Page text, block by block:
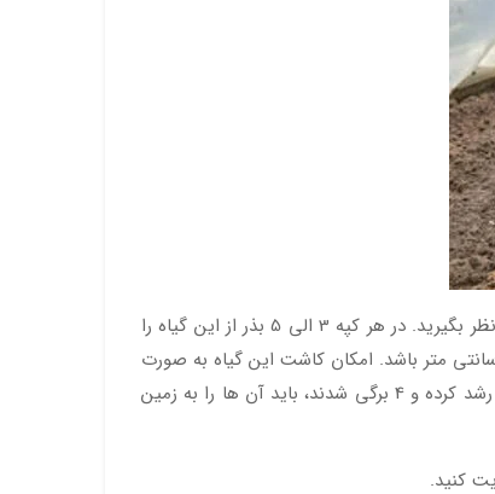
به منظور کاشت این گیاه ابتدا باید زمین را به صورت جوی و پشته درآورید. بین هر دو ردیف کشت فاصله ای به اندازه 2 الی 3 متر در نظر بگیرید. در هر کپه 3 الی 5 بذر از این گیاه را
زمانی که بذرها جوانه زدند، باید تعداد بوته ها را به 2 یا یک بوته قوی کاهش داد. به گونه ای که فاصله بین هر بوته 60 الی 100 سانتی متر باشد. امکان کاشت این گیاه به صورت
وجود دارد. این روش معمولا درمناطقی با دوره رشد کوتاه رایج است. زمانی که بوته ها به اندازه کافی رشد کرده و 4 برگی شدند، باید آن ها را به زمین
کنید.